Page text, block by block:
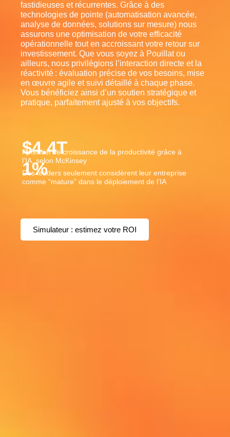
fastidieuses et récurrentes. Grâce à des
technologies de pointe (automatisation avancée,
analyse de données, solutions sur mesure) nous
assurons une optimisation de votre efficacité
opérationnelle tout en accroissant votre retour sur
investissement. Que vous soyez à Pouillat ou
ailleurs, nous privilégions l’interaction directe et la
réactivité : évaluation précise de vos besoins, mise
en œuvre agile et suivi détaillé à chaque phase.
Vous bénéficiez ainsi d’un soutien stratégique et
pratique, parfaitement ajusté à vos objectifs.
Potentiel de croissance de la productivité grâce à
l’IA, selon McKinsey
$4.4T
Des leaders seulement considèrent leur entreprise
comme “mature” dans le déploiement de l’IA
1%
Simulateur : estimez votre ROI